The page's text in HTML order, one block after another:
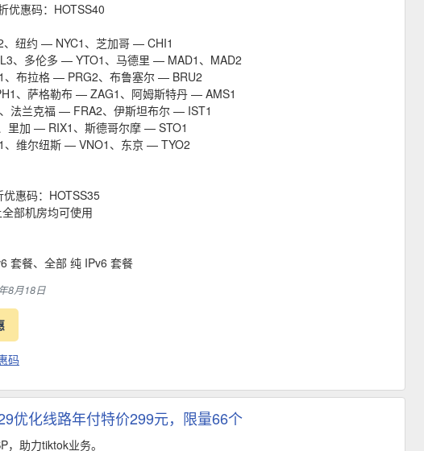
优惠码：HOTSS40
纽约 — NYC1、芝加哥 — CHI1
、多伦多 — YTO1、马德里 — MAD1、MAD2
布拉格 — PRG2、布鲁塞尔 — BRU2
、萨格勒布 — ZAG1、阿姆斯特丹 — AMS1
法兰克福 — FRA2、伊斯坦布尔 — IST1
里加 — RIX1、斯德哥尔摩 — STO1
维尔纽斯 — VNO1、东京 — TYO2
惠码：HOTSS35
部机房均可使用
套餐、全部 纯 IPv6 套餐
8月18日
码
优化线路年付特价299元，限量66个
，助力tiktok业务。